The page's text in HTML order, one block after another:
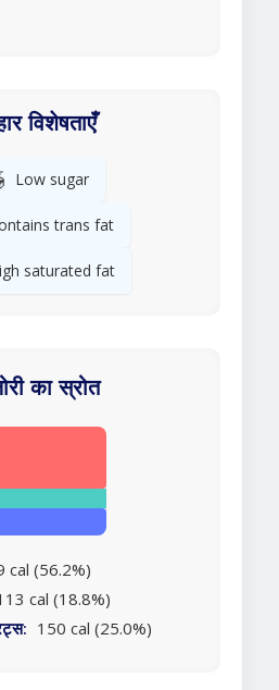
विशेषताएँ
Low sugar
trans fat
saturated fat
का स्रोत
cal (56.2%)
cal (18.8%)
150 cal (25.0%)